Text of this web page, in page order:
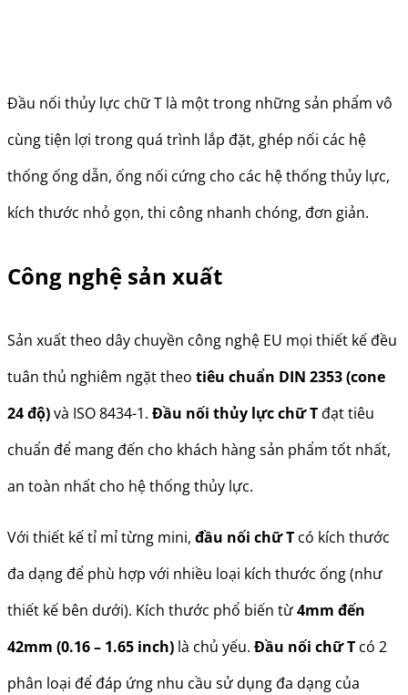
Đầu nối thủy lực chữ T là một trong những sản phẩm vô
cùng tiện lợi trong quá trình lắp đặt, ghép nối các hệ
thống ống dẫn, ống nối cứng cho các hệ thống thủy lực,
kích thước nhỏ gọn, thi công nhanh chóng, đơn giản.
Công nghệ sản xuất
Sản xuất theo dây chuyền công nghệ EU mọi thiết kế đều
tuân thủ nghiêm ngặt theo tiêu chuẩn DIN 2353 (cone
24 độ)và ISO 8434-1. Đầu nối thủy lực chữ Tđạt tiêu
chuẩn để mang đến cho khách hàng sản phẩm tốt nhất,
an toàn nhất cho hệ thống thủy lực.
Với thiết kế tỉ mỉ từng mini, đầu nối chữ T có kích thước
đa dạng để phù hợp với nhiều loại kích thước ống (như
thiết kế bên dưới). Kích thước phổ biến từ4mm đến
42mm (0.16 – 1.65 inch) là chủ yếu. Đầu nối chữ T có 2
phân loại để đáp ứng nhu cầu sử dụng đa dạng của